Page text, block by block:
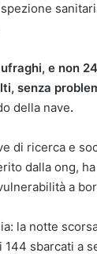
e non
senza
della nave.
di ricerca e
dalla ong,
a
la notte
sbarcati a